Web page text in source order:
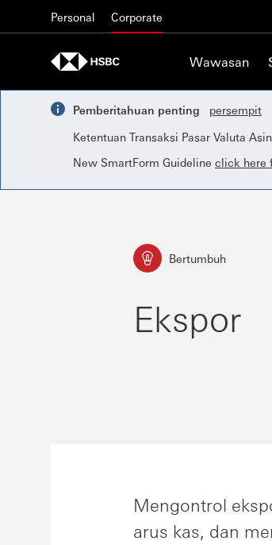
Personal Corporate
Wawasan
Pemberitahuan penting
persempit
Ketentuan Transaksi Pasar Valuta
New SmartForm Guideline click here
Bertumbuh
Ekspor
Mengontrol
arus kas, dan